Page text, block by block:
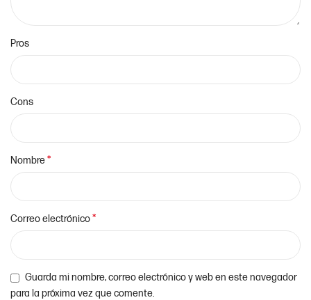
Pros
Cons
Nombre*
Correo electrónico*
Guarda mi nombre, correo electrónico y web en este navegador
para la próxima vez que comente.